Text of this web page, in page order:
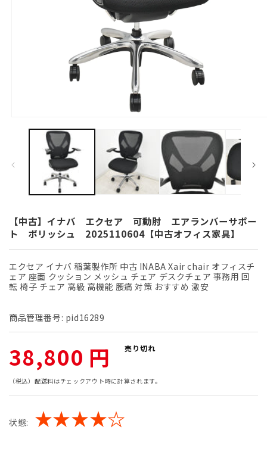
で
(1)
を
開
く
【中古】イナバ エクセア 可動肘 エアランバーサポー
ト ポリッシュ 2025110604【中古オフィス家具】
エクセア イナバ 稲葉製作所 中古 INABA Xair chair オフィスチ
ェア 座面 クッション メッシュ チェア デスクチェア 事務用 回
転 椅子 チェア 高級 高機能 腰痛 対策 おすすめ 激安
商品管理番号: pid16289
通
常
価
38,800 円 売り切れ
（税込） 配送料はチェックアウト時に計算されます。
状態: ★★★★☆